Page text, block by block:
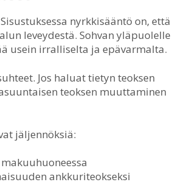
nyrkkisääntö on, että
leveydestä. Sohvan yläpuolelle
usein irralliselta ja epävarmalta.
Jos haluat tietyn teoksen
teoksen muuttaminen
jäljennöksiä:
ankkuriteokseksi